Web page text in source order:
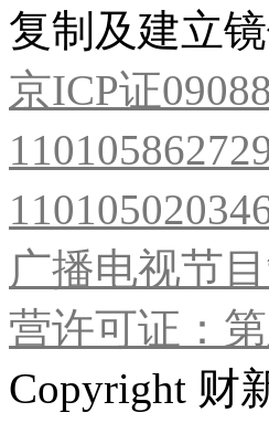
复制及建立
京ICP证
广播电视节
营许可证：
Copyright 财